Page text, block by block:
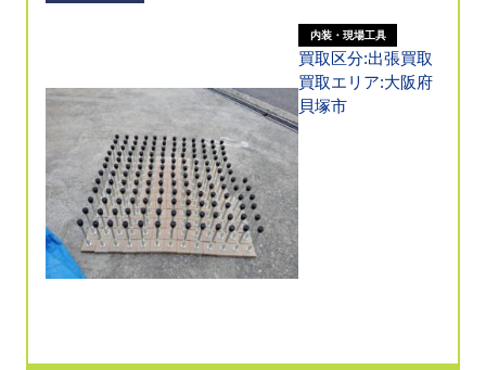
内装・現場工具
買取区分:出張買取
買取エリア:大阪府
貝塚市